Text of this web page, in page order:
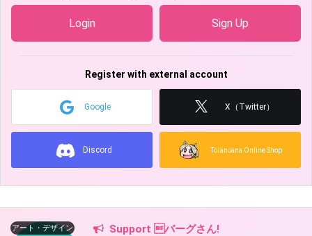
Login Sign Up
Register with external account
Google X（Twitter）
Discord Toranoana Online Shop
アート・デザイン Support バーグさん!